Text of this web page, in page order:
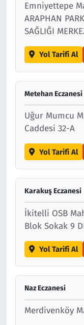
Emniyettepe
ARAPHAN
SAĞLIĞI
Yol Tarifi Al
Metehan Eczanesi
Uğur Mumcu
Caddesi 32-A
Yol Tarifi Al
Karakuş Eczanesi
İkitelli OSB
Blok Sokak 9
Yol Tarifi Al
Naz Eczanesi
Merdivenköy